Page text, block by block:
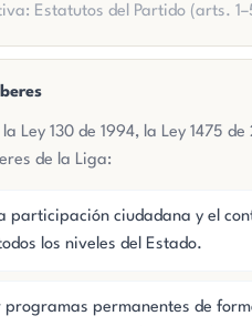
Estatutos del Partido (arts.
Ley 130 de 1994, la Ley 1475
de la Liga:
participación ciudadana y el
los niveles del Estado.
programas permanentes de